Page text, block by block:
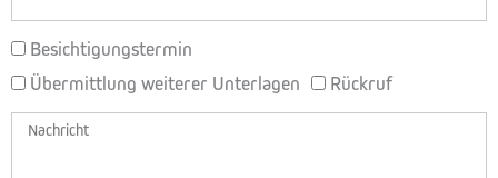
BETREFF
Besichtigungstermin
Übermittlung weiterer Unterlagen
Rückruf
Nachricht